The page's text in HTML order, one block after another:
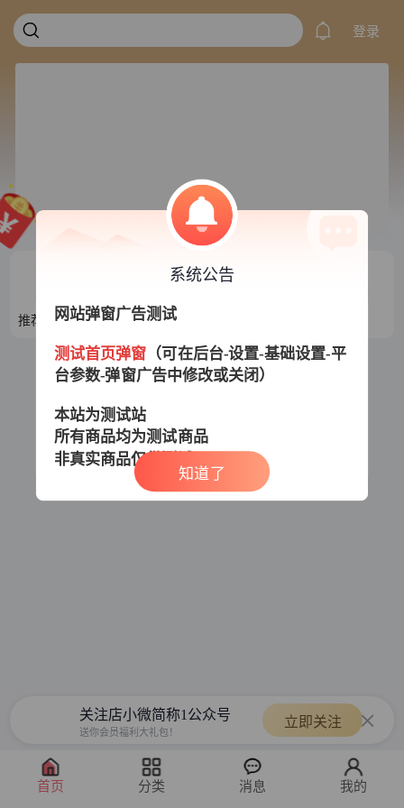
登录
推荐目录1 推荐目录2 推荐目录3
关注店小微简称1公众号
送你会员福利大礼包！
立即关注
系统公告
网站弹窗广告测试
测试首页弹窗 （可在后台-设置-基础设置-平
台参数-弹窗广告中修改或关闭）
本站为测试站
所有商品均为测试商品
非真实商品仅供测试
知道了
首页 分类 消息 我的